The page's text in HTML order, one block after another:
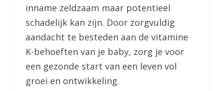
inname zeldzaam maar potentieel
schadelijk kan zijn. Door zorgvuldig
aandacht te besteden aan de vitamine
K-behoeften van je baby, zorg je voor
een gezonde start van een leven vol
groei en ontwikkeling.